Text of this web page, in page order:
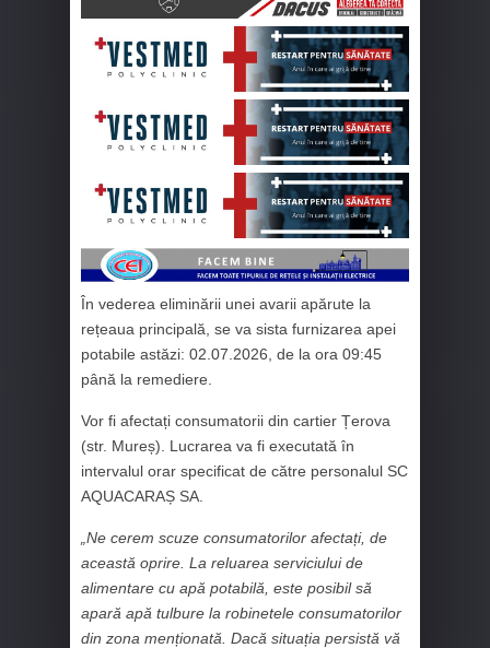
În vederea eliminării unei avarii apărute la
rețeaua principală, se va sista furnizarea apei
potabile astăzi: 02.07.2026, de la ora 09:45
până la remediere.
Vor fi afectați consumatorii din cartier Țerova
(str. Mureș). Lucrarea va fi executată în
intervalul orar specificat de către personalul SC
AQUACARAȘ SA.
„Ne cerem scuze consumatorilor afectați, de
această oprire. La reluarea serviciului de
alimentare cu apă potabilă, este posibil să
apară apă tulbure la robinetele consumatorilor
din zona menționată. Dacă situația persistă vă